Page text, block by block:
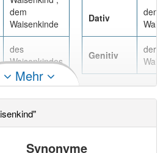
dem
Waisenkinde
des
Waisenkindes
, des
Waisenkinds
Dativ
den
Genitiv
der
Mehr
Synonyme